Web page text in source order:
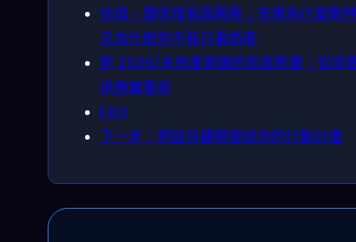
估值、營收增長與風險：市場為什麼敢
又為什麼你不能只看熱度
對 2026/未來產業鏈的長尾影響：從部
供應鏈重排
FAQ
下一步：把這份觀察變成你的行動計畫